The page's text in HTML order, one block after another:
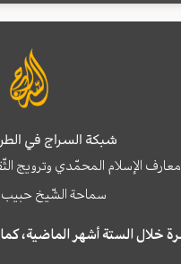
شبكة السراج في
الإسلام المحمّدي
سماحة الشّيخ حبيب